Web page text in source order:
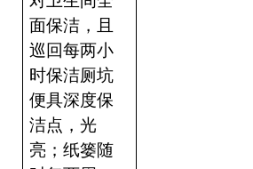
面保洁，且
巡回每两小
时保洁厕坑
便具深度保
洁点，光
亮；纸篓随